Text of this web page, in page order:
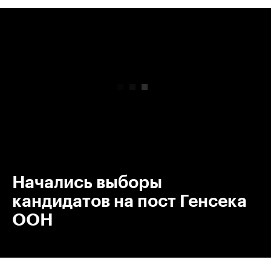
Начались выборы
кандидатов на пост Генсека
ООН